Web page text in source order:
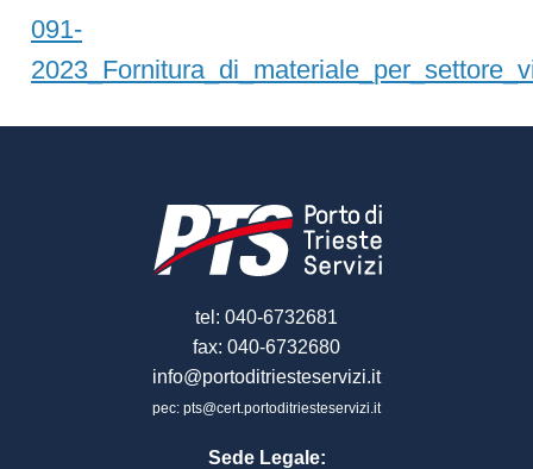
091-
tel: 040-6732681
fax: 040-6732680
info@portoditriesteservizi.it
pec: pts@cert.portoditriesteservizi.it
Sede Legale: